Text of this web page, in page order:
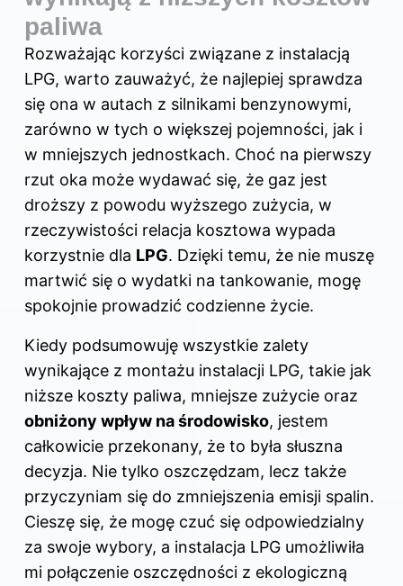
paliwa
Rozważając korzyści związane z instalacją
LPG, warto zauważyć, że najlepiej sprawdza
się ona w autach z silnikami benzynowymi,
zarówno w tych o większej pojemności, jak i
w mniejszych jednostkach. Choć na pierwszy
rzut oka może wydawać się, że gaz jest
droższy z powodu wyższego zużycia, w
rzeczywistości relacja kosztowa wypada
korzystnie dla LPG. Dzięki temu, że nie muszę
martwić się o wydatki na tankowanie, mogę
spokojnie prowadzić codzienne życie.
Kiedy podsumowuję wszystkie zalety
wynikające z montażu instalacji LPG, takie jak
niższe koszty paliwa, mniejsze zużycie oraz
obniżony wpływ na środowisko, jestem
całkowicie przekonany, że to była słuszna
decyzja. Nie tylko oszczędzam, lecz także
przyczyniam się do zmniejszenia emisji spalin.
Cieszę się, że mogę czuć się odpowiedzialny
za swoje wybory, a instalacja LPG umożliwiła
mi połączenie oszczędności z ekologiczną